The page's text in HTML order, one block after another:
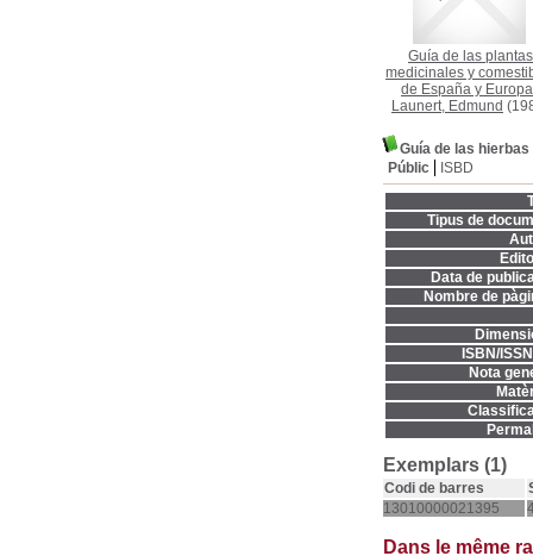
Guía de las plantas
medicinales y
de España y Europa
Launert, Edmund
Guía de las
Públic
ISBD
Tipus de
Data de
Nombre de
ISBN/
Nota
Exemplars (1)
Codi de barres
13010000021395
Dans le même